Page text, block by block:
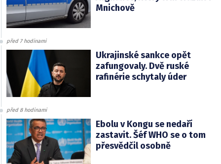
Mnichově
před 7 hodinami
Ukrajinské sankce opět
zafungovaly. Dvě ruské
rafinérie schytaly úder
před 8 hodinami
Ebolu v Kongu se nedaří
zastavit. Šéf WHO se o tom
přesvědčil osobně